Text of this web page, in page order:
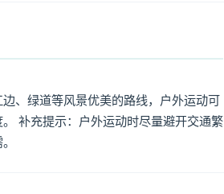
、绿道等风景优美的路线，户外运动可
补充提示：户外运动时尽量避开交通繁